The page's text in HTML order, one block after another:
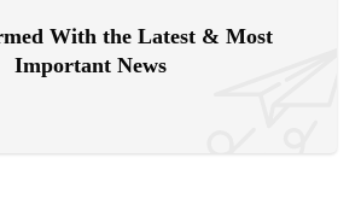
With the Latest & Most
Important News